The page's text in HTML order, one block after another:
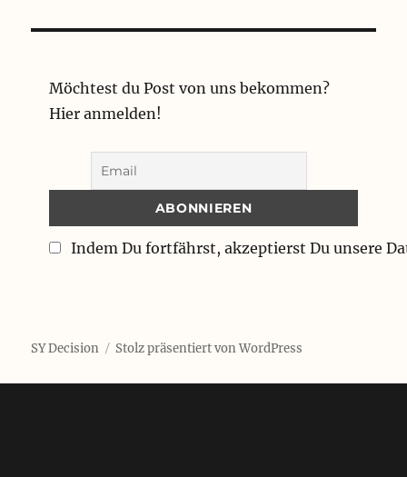
Möchtest du Post von uns bekommen?
Hier anmelden!
Indem Du fortfährst, akzeptierst Du unsere
SY Decision Stolz präsentiert von WordPress